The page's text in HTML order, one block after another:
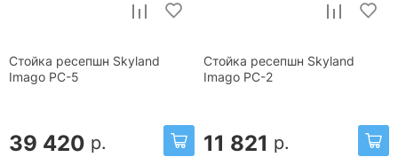
Стойка ресепшн Skyland
Imago РС-5
39 420 р.
Стойка ресепшн Skyland
Imago РС-2
11 821 р.